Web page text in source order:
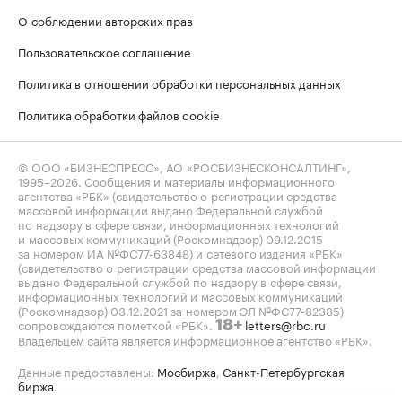
О соблюдении авторских прав
Пользовательское соглашение
Политика в отношении обработки персональных данных
Политика обработки файлов cookie
© ООО «БИЗНЕСПРЕСС», АО «РОСБИЗНЕСКОНСАЛТИНГ»,
1995–2026 . Сообщения и материалы информационного
агентства «РБК» (свидетельство о регистрации средства
массовой информации выдано Федеральной службой
по надзору в сфере связи, информационных технологий
и массовых коммуникаций (Роскомнадзор) 09.12.2015
за номером ИА №ФС77-63848) и сетевого издания «РБК»
(свидетельство о регистрации средства массовой информации
выдано Федеральной службой по надзору в сфере связи,
информационных технологий и массовых коммуникаций
(Роскомнадзор) 03.12.2021 за номером ЭЛ №ФС77-82385)
сопровождаются пометкой «РБК». 18+ letters@rbc.ru
Владельцем сайта является информационное агентство «РБК».
Данные предоставлены: Мосбиржа Санкт-Петербургская
биржа